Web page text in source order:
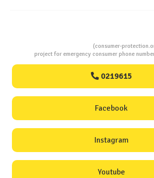
(consumer-
project for emergency consumer phone
0219615
Facebook
Instagram
Youtube